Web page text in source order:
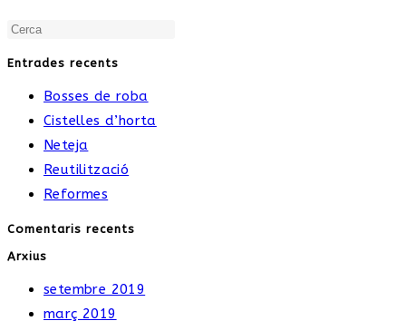
Entrades recents
Bosses de roba
Cistelles d’horta
Neteja
Reutilització
Reformes
Comentaris recents
Arxius
setembre 2019
març 2019